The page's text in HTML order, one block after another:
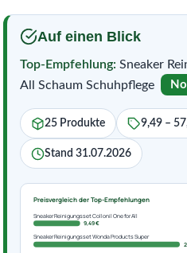
Service
Auf einen Blick
Top-Empfehlung: Sneaker
All Schaum Schuhpflege
25 Produkte 9,49 –
Stand 31.07.2026
Preisvergleich der Top-Empfehlungen
Sneaker Reinigungsset Collonil One for All
9,49 €
Sneaker Reinigungsset Wonda Products Super